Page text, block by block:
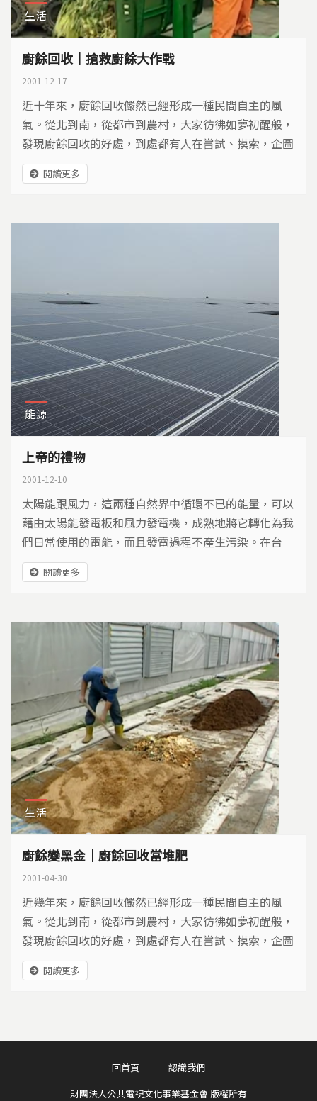
生活
廚餘回收｜搶救廚餘大作戰
2001-12-17
近十年來，廚餘回收儼然已經形成一種民間自主的風
氣。從北到南，從都市到農村，大家彷彿如夢初醒般，
發現廚餘回收的好處，到處都有人在嘗試、摸索，企圖
將廚餘變黑金(有機肥)，這潮流一步步從個人、民間社
團，推展到地方政府。也因為這風氣是來自民間的嘗
象。 台大農業化學系的吳三和教授和環保人士劉力學
閱讀更多
能源
上帝的禮物
2001-12-10
太陽能跟風力，這兩種自然界中循環不已的能量，可以
藉由太陽能發電板和風力發電機，成熟地將它轉化為我
們日常使用的電能，而且發電過程不產生污染。在台
灣，這兩種再生能源的利用，尚在起步階段。小型如北
縣白沙灣兩戶太陽能與風力發電搭配應用的案例，大型
用，將有助於調整台灣的能源結構，提高台灣能源的自
閱讀更多
生活
廚餘變黑金｜廚餘回收當堆肥
2001-04-30
近幾年來，廚餘回收儼然已經形成一種民間自主的風
氣。從北到南，從都市到農村，大家彷彿如夢初醒般，
發現廚餘回收的好處，到處都有人在嘗試、摸索，企圖
將廚餘變黑金(有機肥)，這潮流一步步從個人、民間社
團，推展到地方政府。也因為這風氣是來自民間自主的
閱讀更多
財團法人公共電視文化事業基金會 版權所有
回首頁 認識我們